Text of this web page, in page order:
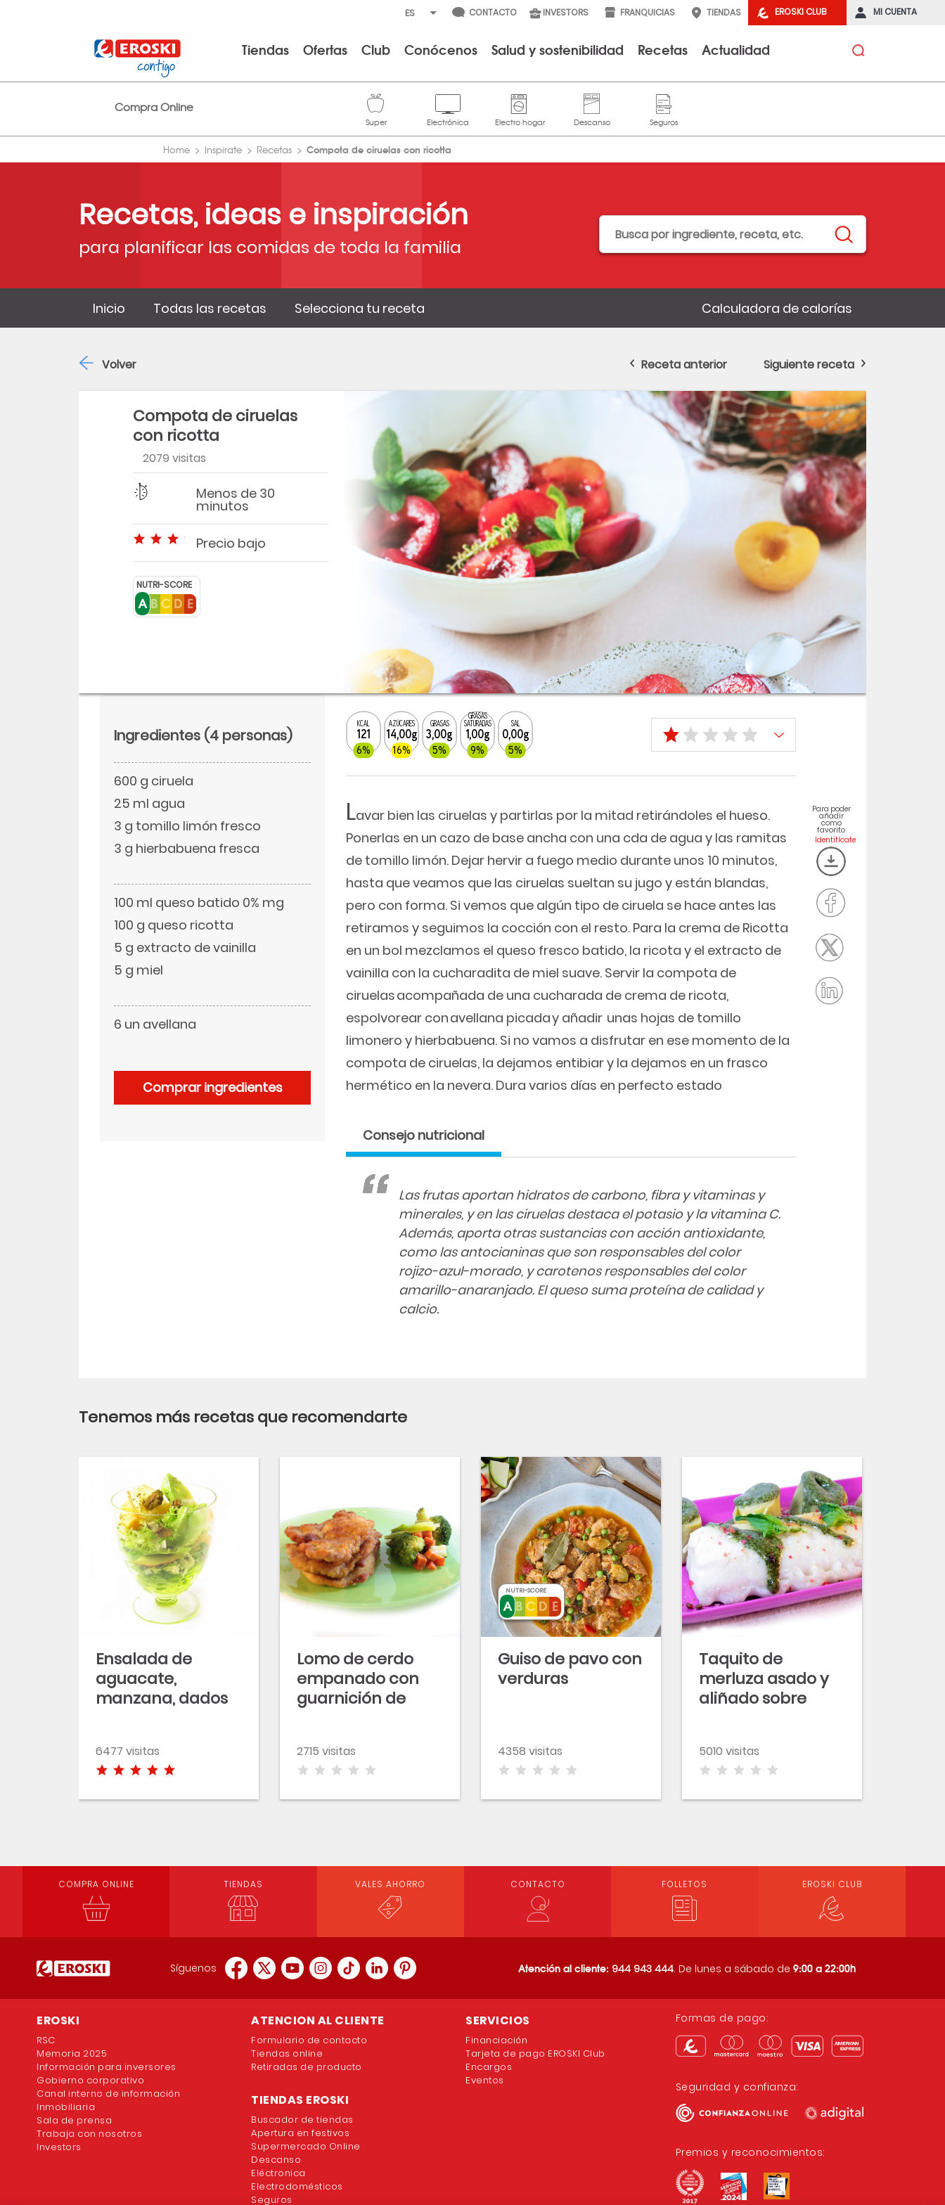
EROSKI CLUB MI CUENTA
CONTACTO INVESTORS FRANQUICIAS TIENDAS
Tiendas Ofertas Club Conócenos Salud y sostenibilidad Recetas Actualidad
Compra Online
Home Inspirate Recetas Compota de ciruelas con ricotta
Recetas, ideas e inspiración
para planificar las comidas de toda la familia
Inicio Todas las recetas Selecciona tu receta Calculadora de calorías
Compota de ciruelas
con ricotta
2079 visitas
Dificultad
Tiempo Menos de 30
minutos
Precio bajo Precio bajo
NUTRI-SCORE
KCAL
121
6%
AZÚCARES
14,00g
16%
GRASAS
3,00g
5%
GRASAS
SATURADAS
1,00g
9%
SAL
0,00g
5%
Lavar bien las ciruelas y partirlas por la mitad retirándoles el hueso.
Ponerlas en un cazo de base ancha con una cda de agua y las ramitas
de tomillo limón. Dejar hervir a fuego medio durante unos 10 minutos,
hasta que veamos que las ciruelas sueltan su jugo y están blandas,
pero con forma. Si vemos que algún tipo de ciruela se hace antes las
retiramos y seguimos la cocción con el resto. Para la crema de Ricotta
en un bol mezclamos el queso fresco batido, la ricota y el extracto de
vainilla con la cucharadita de miel suave. Servir la compota de
ciruelas acompañada de una cucharada de crema de ricota,
espolvorear con avellana picada y añadir unas hojas de tomillo
limonero y hierbabuena. Si no vamos a disfrutar en ese momento de la
compota de ciruelas, la dejamos entibiar y la dejamos en un frasco
hermético en la nevera. Dura varios días en perfecto estado
Consejo nutricional
Las frutas aportan hidratos de carbono, fibra y vitaminas y
minerales, y en las ciruelas destaca el potasio y la vitamina C.
Además, aporta otras sustancias con acción antioxidante,
como las antocianinas que son responsables del color
rojizo-azul-morado, y carotenos responsables del color
amarillo-anaranjado. El queso suma proteína de calidad y
calcio.
Para poder
añadir
como
favorito
Ingredientes (4 personas)
600 g ciruela
25 ml agua
3 g tomillo limón fresco
3 g hierbabuena fresca
100 ml queso batido 0% mg
100 g queso ricotta
5 g extracto de vainilla
5 g miel
6 un avellana
Comprar ingredientes
Volver Receta anterior Siguiente receta
Tenemos más recetas que recomendarte
Ensalada de
aguacate,
manzana, dados
con vinagreta
balsámica
6477 visitas
Lomo de cerdo
empanado con
guarnición de
2715 visitas
Guiso de pavo con
verduras
4358 visitas
NUTRI-SCORE
Taquito de
merluza asado y
aliñado sobre
5010 visitas
COMPRA ONLINE TIENDAS VALES AHORRO CONTACTO FOLLETOS EROSKI CLUB
Síguenos Atención al cliente: 944 943 444. De lunes a sábado de 9:00 a 22:00h
EROSKI
RSC
Memoria 2025
Información para inversores
Gobierno corporativo
Canal interno de información
Inmobiliaria
Sala de prensa
Trabaja con nosotros
Investors
ATENCION AL CLIENTE
Formulario de contacto
Tiendas online
Retiradas de producto
TIENDAS EROSKI
Buscador de tiendas
Apertura en festivos
Supermercado Online
Descanso
Eléctronica
Electrodomésticos
Seguros
SERVICIOS
Financiación
Tarjeta de pago EROSKI Club
Encargos
Eventos
Formas de pago:
Seguridad y confianza:
Premios y reconocimientos: